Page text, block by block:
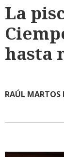
La
hasta
RAÚL MARTOS